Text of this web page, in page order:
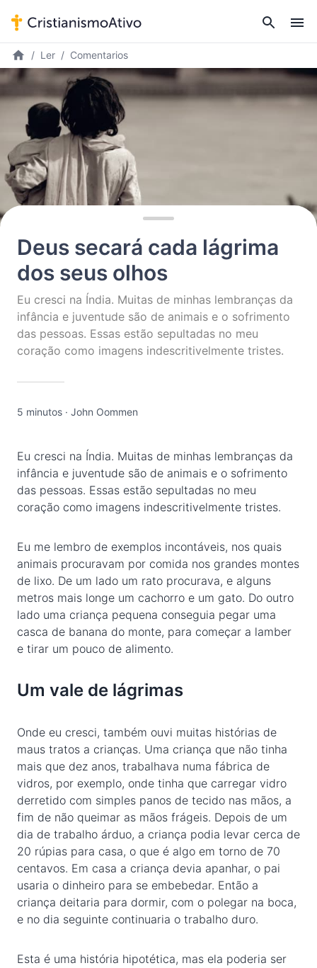
Ler Comentarios
Deus secará cada lágrima
dos seus olhos
Eu cresci na Índia. Muitas de minhas lembranças da
infância e juventude são de animais e o sofrimento
das pessoas. Essas estão sepultadas no meu
coração como imagens indescritivelmente tristes.
5 minutos · John Oommen
Eu cresci na Índia. Muitas de minhas lembranças da
infância e juventude são de animais e o sofrimento
das pessoas. Essas estão sepultadas no meu
coração como imagens indescritivelmente tristes.
Eu me lembro de exemplos incontáveis, nos quais
animais procuravam por comida nos grandes montes
de lixo. De um lado um rato procurava, e alguns
metros mais longe um cachorro e um gato. Do outro
lado uma criança pequena conseguia pegar uma
casca de banana do monte, para começar a lamber
e tirar um pouco de alimento.
Um vale de lágrimas
Onde eu cresci, também ouvi muitas histórias de
maus tratos a crianças. Uma criança que não tinha
mais que dez anos, trabalhava numa fábrica de
vidros, por exemplo, onde tinha que carregar vidro
derretido com simples panos de tecido nas mãos, a
fim de não queimar as mãos frágeis. Depois de um
dia de trabalho árduo, a criança podia levar cerca de
20 rúpias para casa, o que é algo em torno de 70
centavos. Em casa a criança devia apanhar, o pai
usaria o dinheiro para se embebedar. Então a
criança deitaria para dormir, com o polegar na boca,
e no dia seguinte continuaria o trabalho duro.
Esta é uma história hipotética, mas ela poderia ser